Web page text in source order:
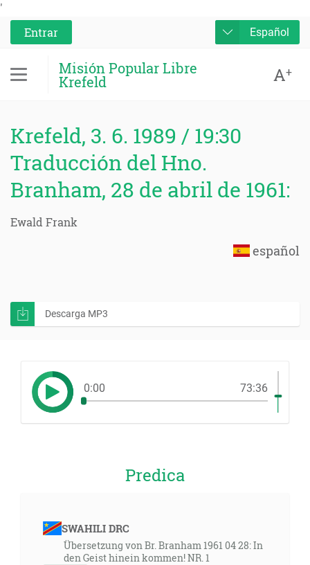
'
Entrar
Español
Misión Popular Libre
Krefeld A+
Krefeld, 3. 6. 1989 / 19:30
Traducción del Hno.
Branham, 28 de abril de 1961:
Ewald Frank
español
Descarga MP3
0:00 73:36
Predica
SWAHILI DRC
Übersetzung von Br. Branham 1961 04 28: In
den Geist hinein kommen! NR. 1